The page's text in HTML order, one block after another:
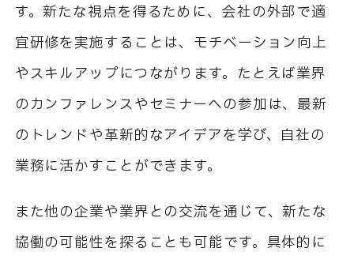
す。新たな視点を得るために、会社の外部で適
宜研修を実施することは、モチベーション向上
やスキルアップにつながります。たとえば業界
のカンファレンスやセミナーへの参加は、最新
のトレンドや革新的なアイデアを学び、自社の
業務に活かすことができます。
また他の企業や業界との交流を通じて、新たな
協働の可能性を探ることも可能です。具体的に